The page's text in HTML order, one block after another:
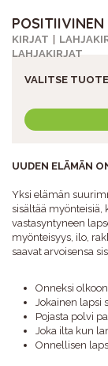
POSITIIVINEN
KIRJAT
LAHJAKIRJAT
VALITSE
UUDEN ELÄMÄN
Yksi elämän
sisältää myönteisiä,
vastasyntyneen
myönteisyys, ilo,
saavat arvoisensa
Onneksi
Jokainen lapsi
Pojasta polvi
Joka ilta kun
Onnellisen